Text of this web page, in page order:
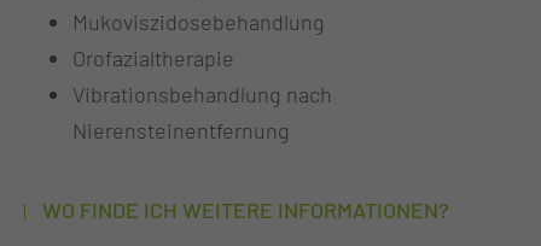
Mukoviszidosebehandlung
Orofazialtherapie
Vibrationsbehandlung nach
Nierensteinentfernung
WO FINDE ICH WEITERE INFORMATIONEN?